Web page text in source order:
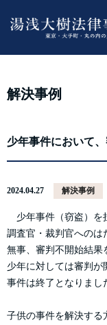
解決事例
少年事件において
2024.04.27 解決事例
少年事件（窃盗）を
調査官・裁判官へのは
無事、審判不開始結果
少年に対しては審判が
事件は終了となりまし
子供の事件を解決する